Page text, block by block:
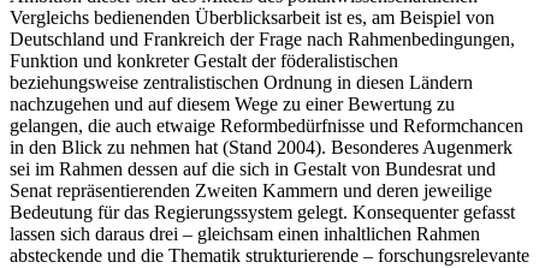
Vergleichs bedienenden Überblicksarbeit ist es, am Beispiel von
Deutschland und Frankreich der Frage nach Rahmenbedingungen,
Funktion und konkreter Gestalt der föderalistischen
beziehungsweise zentralistischen Ordnung in diesen Ländern
nachzugehen und auf diesem Wege zu einer Bewertung zu
gelangen, die auch etwaige Reformbedürfnisse und Reformchancen
in den Blick zu nehmen hat (Stand 2004). Besonderes Augenmerk
sei im Rahmen dessen auf die sich in Gestalt von Bundesrat und
Senat repräsentierenden Zweiten Kammern und deren jeweilige
Bedeutung für das Regierungssystem gelegt. Konsequenter gefasst
lassen sich daraus drei – gleichsam einen inhaltlichen Rahmen
absteckende und die Thematik strukturierende – forschungsrelevante